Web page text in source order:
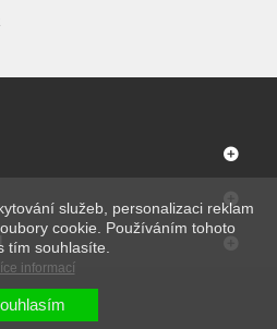
služeb, personalizaci reklam
cookie. Používáním tohoto
tím souhlasíte.
informací